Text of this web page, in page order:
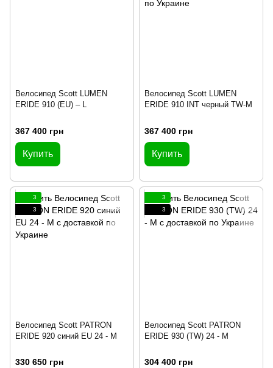
Велосипед Scott LUMEN
ERIDE 910 (EU) – L
367 400 грн
Купить
Велосипед Scott LUMEN
ERIDE 910 INT черный TW-M
367 400 грн
Купить
3
3
Велосипед Scott PATRON
ERIDE 920 синий EU 24 - M
330 650 грн
3
3
Велосипед Scott PATRON
ERIDE 930 (TW) 24 - M
304 400 грн